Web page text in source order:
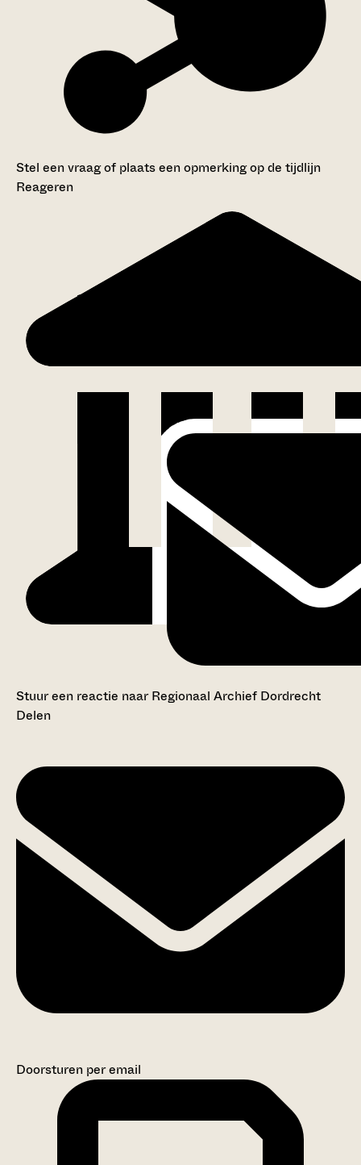
Stel een vraag of plaats een opmerking op de tijdlijn
Reageren
Stuur een reactie naar Regionaal Archief Dordrecht
Delen
Doorsturen per email